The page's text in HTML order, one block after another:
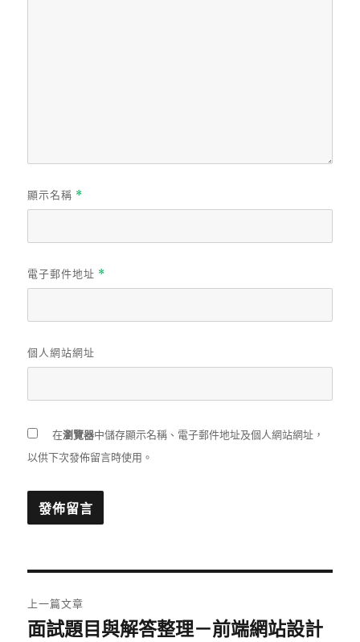
顯示名稱 *
電子郵件地址 *
個人網站網址
在瀏覽器中儲存顯示名稱、電子郵件地址及個人網站網址，
以供下次發佈留言時使用。
章
上一篇文章
上
面試題目與解答整理－前端網站設計